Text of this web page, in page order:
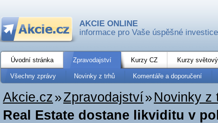
AKCIE ONLINE
informace pro Vaše úspěšné investice
Úvodní stránka Zpravodajství Kurzy CZ Kurzy
Všechny zprávy Novinky z trhů Komentáře a doporučení
Akcie.cz»Zpravodajství» Novinky z
Real Estate dostane likviditu v